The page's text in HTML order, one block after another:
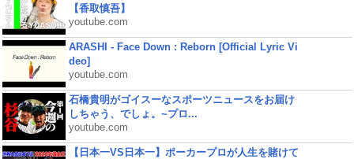
【香取慎吾】
youtube.com
ARASHI - Face Down : Reborn [Official Lyric Vi
deo]
youtube.com
石橋貴明がゴイスーなスポーツニュースをお届け
しちゃう、でしょ。~プロ...
youtube.com
【日本一VS日本一】ポーカープロが人生を賭けて